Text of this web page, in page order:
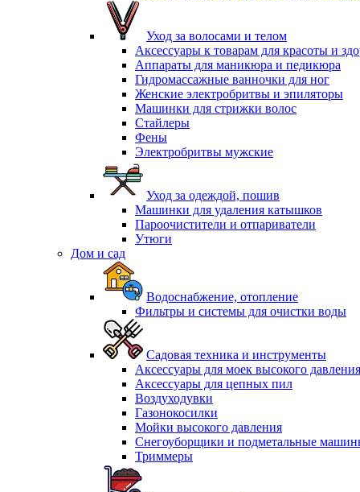
Уход за волосами и телом
Аксессуары к товарам для красоты и
Аппараты для маникюра и педикюра
Гидромассажные ванночки для ног
Женские электробритвы и эпиляторы
Машинки для стрижки волос
Стайлеры
Фены
Электробритвы мужские
Уход за одеждой, пошив
Машинки для удаления катышков
Пароочистители и отпариватели
Утюги
Дом и сад
Водоснабжение, отопление
Фильтры и системы для очистки воды
Садовая техника и инструменты
Аксессуары для моек высокого давления
Аксессуары для цепных пил
Воздуходувки
Газонокосилки
Мойки высокого давления
Снегоуборщики и подметальные
Триммеры